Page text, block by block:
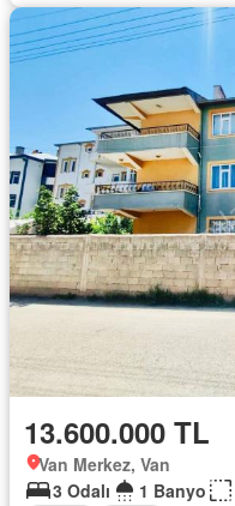
13.600.000 TL
Van Merkez, Van
3 Odalı
1 Banyo